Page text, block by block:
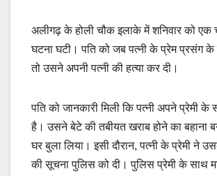
अलीगढ़ के होली चौक इलाके में शनिवार को एक
घटना घटी। पति को जब पत्नी के प्रेम प्रसंग के
तो उसने अपनी पत्नी की हत्या कर दी।
पति को जानकारी मिली कि पत्नी अपने प्रेमी
है। उसने बेटे की तबीयत खराब होने का बहाना
घर बुला लिया। इसी दौरान, पत्नी के प्रेमी ने
की सूचना पुलिस को दी। पुलिस प्रेमी के साथ